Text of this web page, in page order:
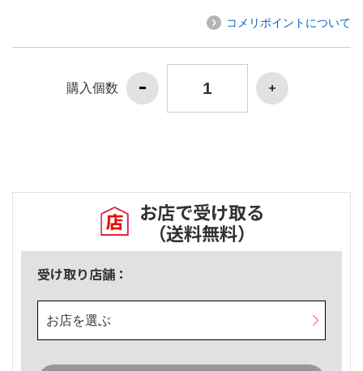
コメリポイントについて
購入個数
お店で受け取る
（送料無料）
受け取り店舗：
お店を選ぶ